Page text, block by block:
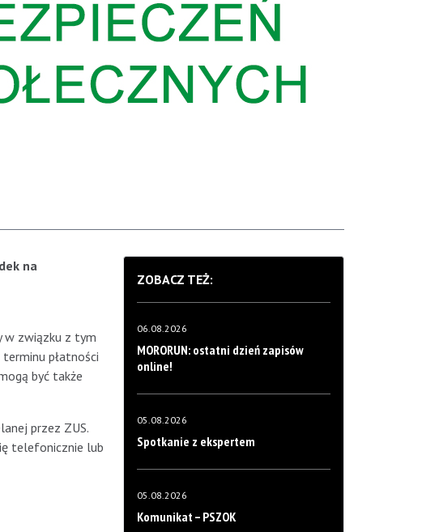
na
w związku z tym
płatności
być także
przez ZUS.
telefonicznie lub
ZOBACZ TEŻ:
06.08.2026
MORORUN: ostatni dzień zapisów
online!
05.08.2026
Spotkanie z ekspertem
05.08.2026
Komunikat – PSZOK